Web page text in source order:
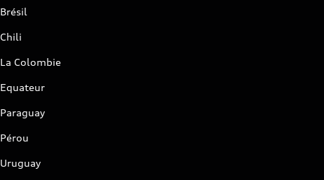
Brésil
Chili
La Colombie
Equateur
Paraguay
Pérou
Uruguay